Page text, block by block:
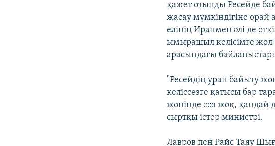
қажет отынды Ресейде
жасау мүмкіндігіне
елінің Иранмен әлі де
ымырашыл келісімге жол
арасындағы
"Ресейдің уран байыту
келіссөзге қатысы бар
жөнінде сөз жоқ, қандай
сыртқы істер министрі.
Лавров пен Райс Таяу